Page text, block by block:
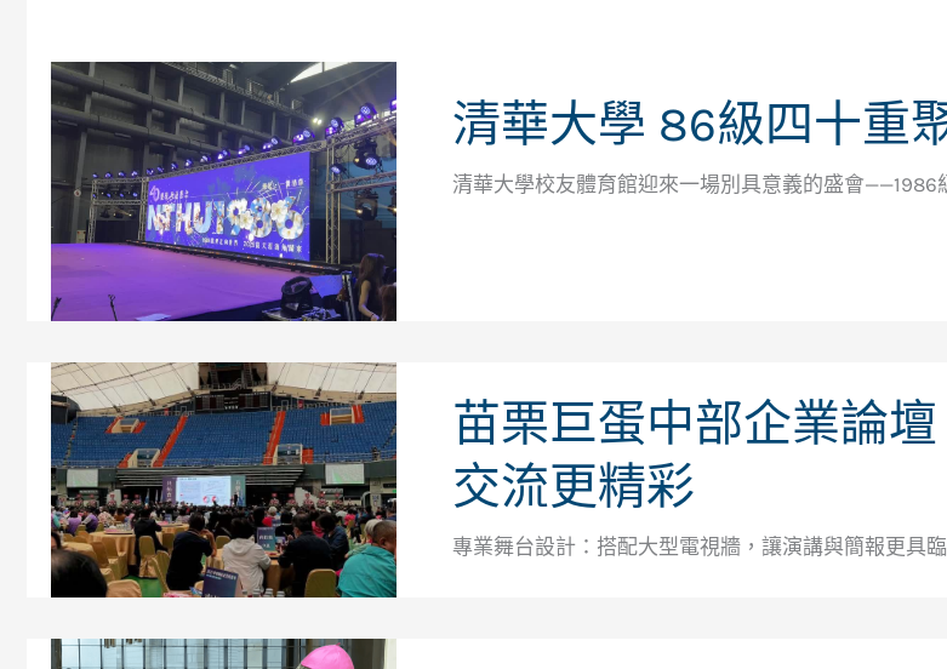
清華大學 86級四十重
清華大學校友體育館迎來一場別具意義的盛會
苗栗巨蛋中部企業論
交流更精彩
專業舞台設計：搭配大型電視牆，讓演講與簡報更具